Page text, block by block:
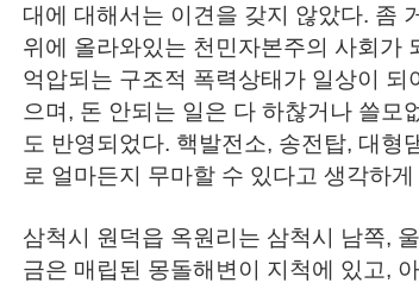
대에 대해서는 이견을 갖지 않았다. 좀
위에 올라와있는 천민자본주의 사회가
억압되는 구조적 폭력상태가 일상이
으며, 돈 안되는 일은 다 하찮거나 쓸모
도 반영되었다. 핵발전소, 송전탑, 대형
로 얼마든지 무마할 수 있다고 생각하
삼척시 원덕읍 옥원리는 삼척시 남쪽,
금은 매립된 몽돌해변이 지척에 있고,